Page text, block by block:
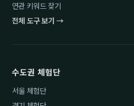
연관 키워드 찾기
전체 도구 보기 →
수도권 체험단
서울 체험단